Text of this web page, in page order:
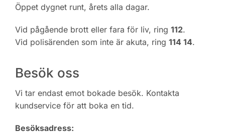
Öppet dygnet runt, årets alla dagar.
Vid pågående brott eller fara för liv, ring 112.
Vid polisärenden som inte är akuta, ring 114 14.
Besök oss
Vi tar endast emot bokade besök. Kontakta
kundservice för att boka en tid.
Besöksadress: